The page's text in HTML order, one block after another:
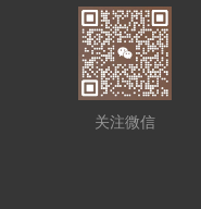
关注微信